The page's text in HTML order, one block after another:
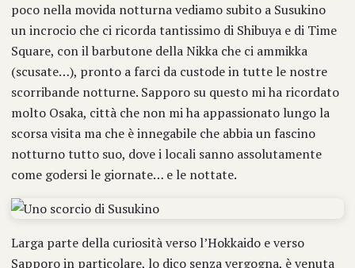
poco nella movida notturna vediamo subito a Susukino
un incrocio che ci ricorda tantissimo di Shibuya e di Time
Square, con il barbutone della Nikka che ci ammikka
(scusate…), pronto a farci da custode in tutte le nostre
scorribande notturne. Sapporo su questo mi ha ricordato
molto Osaka, città che non mi ha appassionato lungo la
scorsa visita ma che è innegabile che abbia un fascino
notturno tutto suo, dove i locali sanno assolutamente
come godersi le giornate… e le nottate.
Larga parte della curiosità verso l’Hokkaido e verso
Sapporo in particolare, lo dico senza vergogna, è venuta